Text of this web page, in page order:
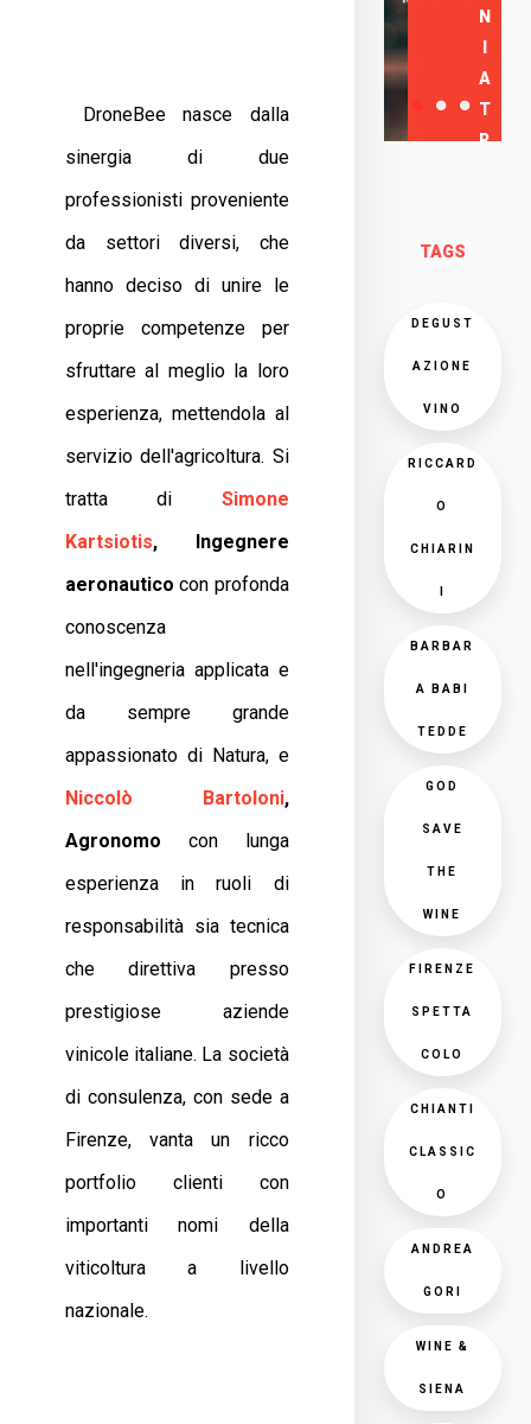
DroneBee nasce dalla
sinergia di due
professionisti proveniente
da settori diversi, che
hanno deciso di unire le
proprie competenze per
sfruttare al meglio la loro
esperienza, mettendola al
servizio dell'agricoltura. Si
tratta di Simone
Kartsiotis, Ingegnere
aeronautico con profonda
conoscenza
nell'ingegneria applicata e
da sempre grande
appassionato di Natura, e
Niccolò Bartoloni,
Agronomo con lunga
esperienza in ruoli di
responsabilità sia tecnica
che direttiva presso
prestigiose aziende
vinicole italiane. La società
di consulenza, con sede a
Firenze, vanta un ricco
portfolio clienti con
importanti nomi della
viticoltura a livello
nazionale.
N
A
T
R
TAGS
DEGUST
AZIONE
VINO
RICCARD
O
CHIARIN
BARBAR
A BABI
TEDDE
GOD
SAVE
THE
WINE
FIRENZE
SPETTA
COLO
CHIANTI
CLASSIC
O
ANDREA
GORI
WINE &
SIENA